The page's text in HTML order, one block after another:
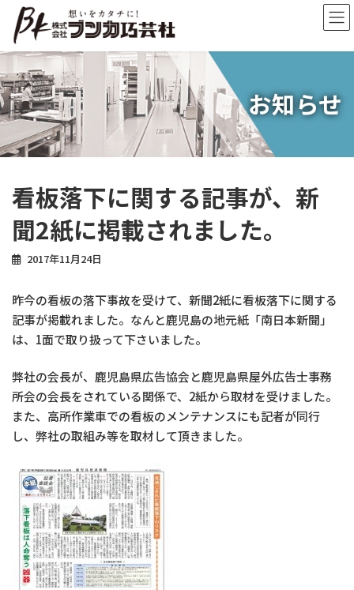
ン
ツ
へ
ス
キ
ッ
プ
ー
シ
ョ
ン
に
移
動
お知らせ
看板落下に関する記事が、新
聞2紙に掲載されました。
2017年11月24日
昨今の看板の落下事故を受けて、新聞2紙に看板落下に関する
記事が掲載れました。なんと鹿児島の地元紙「南日本新聞」
は、1面で取り扱って下さいました。
弊社の会長が、鹿児島県広告協会と鹿児島県屋外広告士事務
所会の会長をされている関係で、2紙から取材を受けました。
また、高所作業車での看板のメンテナンスにも記者が同行
し、弊社の取組み等を取材して頂きました。